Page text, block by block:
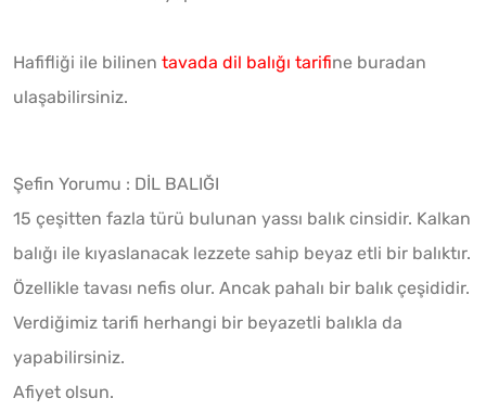
Hafifliği ile bilinen tavada dil balığı tarifine buradan
ulaşabilirsiniz.
Şefin Yorumu : DİL BALIĞI
15 çeşitten fazla türü bulunan yassı balık cinsidir. Kalkan
balığı ile kıyaslanacak lezzete sahip beyaz etli bir balıktır.
Özellikle tavası nefis olur. Ancak pahalı bir balık çeşididir.
Verdiğimiz tarifi herhangi bir beyazetli balıkla da
yapabilirsiniz.
Afiyet olsun.